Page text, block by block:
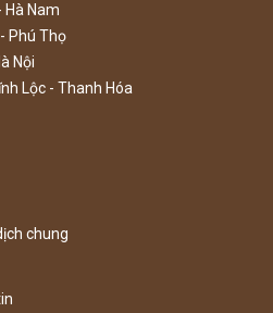
Hà Nam
Phú Thọ
Nội
Lộc - Thanh Hóa
chung